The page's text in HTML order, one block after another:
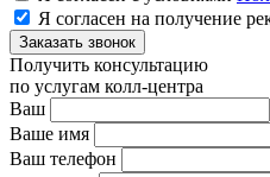
Я согласен на получение
Заказать звонок
Получить консультацию
по услугам колл-центра
Ваш
Ваше имя
Ваш телефон